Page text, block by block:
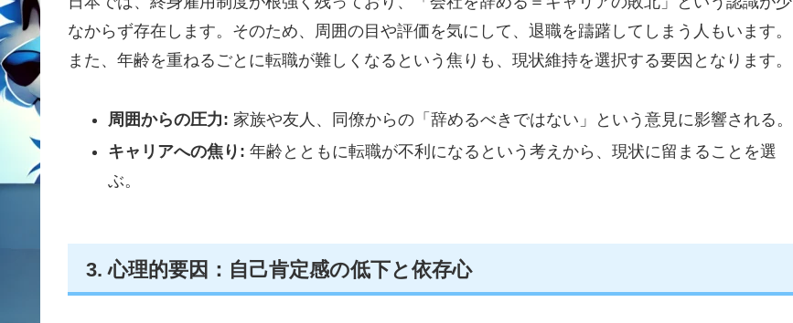
なからず存在します。そのため、周囲の目や評価を気にして、退職を躊躇してしまう人もいます。
また、年齢を重ねるごとに転職が難しくなるという焦りも、現状維持を選択する要因となります。
周囲からの圧力: 家族や友人、同僚からの「辞めるべきではない」という意見に影響される。
キャリアへの焦り: 年齢とともに転職が不利になるという考えから、現状に留まることを選
ぶ。
3. 心理的要因：自己肯定感の低下と依存心